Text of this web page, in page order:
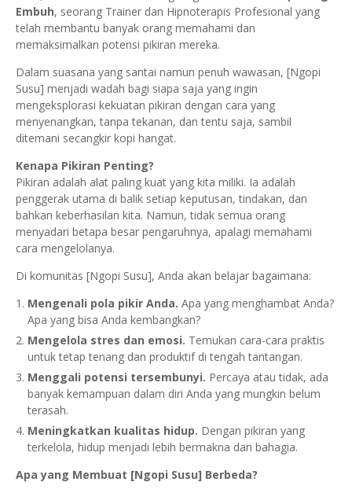
Embuh, seorang Trainer dan Hipnoterapis Profesional yang
telah membantu banyak orang memahami dan
memaksimalkan potensi pikiran mereka.
Dalam suasana yang santai namun penuh wawasan, [Ngopi
Susu] menjadi wadah bagi siapa saja yang ingin
mengeksplorasi kekuatan pikiran dengan cara yang
menyenangkan, tanpa tekanan, dan tentu saja, sambil
ditemani secangkir kopi hangat.
Kenapa Pikiran Penting?
Pikiran adalah alat paling kuat yang kita miliki. Ia adalah
penggerak utama di balik setiap keputusan, tindakan, dan
bahkan keberhasilan kita. Namun, tidak semua orang
menyadari betapa besar pengaruhnya, apalagi memahami
cara mengelolanya.
Di komunitas [Ngopi Susu], Anda akan belajar bagaimana:
Mengenali pola pikir Anda. Apa yang menghambat Anda?
Apa yang bisa Anda kembangkan?
Mengelola stres dan emosi. Temukan cara-cara praktis
untuk tetap tenang dan produktif di tengah tantangan.
Menggali potensi tersembunyi. Percaya atau tidak, ada
banyak kemampuan dalam diri Anda yang mungkin belum
terasah.
Meningkatkan kualitas hidup. Dengan pikiran yang
terkelola, hidup menjadi lebih bermakna dan bahagia.
Apa yang Membuat [Ngopi Susu] Berbeda?